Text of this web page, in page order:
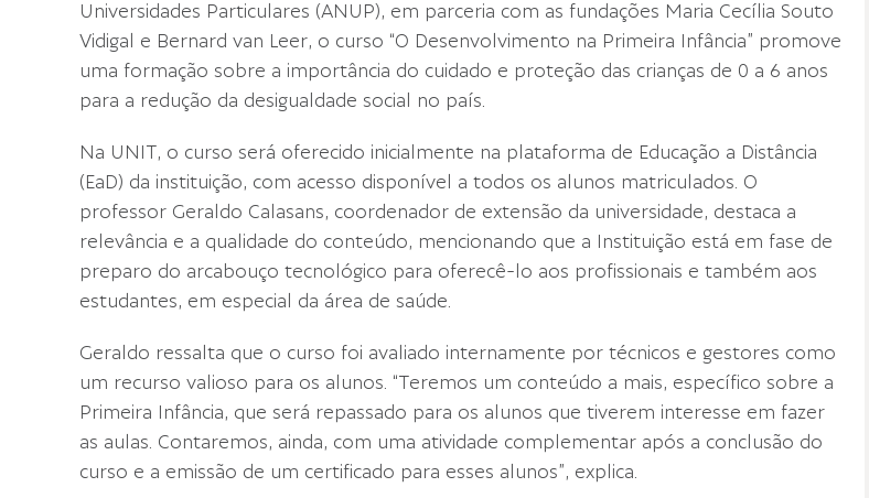
Universidades Particulares (ANUP), em parceria com as fundações Maria Cecília Souto
Vidigal e Bernard van Leer, o curso “O Desenvolvimento na Primeira Infância” promove
uma formação sobre a importância do cuidado e proteção das crianças de 0 a 6 anos
para a redução da desigualdade social no país.
Na UNIT, o curso será oferecido inicialmente na plataforma de Educação a Distância
(EaD) da instituição, com acesso disponível a todos os alunos matriculados. O
professor Geraldo Calasans, coordenador de extensão da universidade, destaca a
relevância e a qualidade do conteúdo, mencionando que a Instituição está em fase de
preparo do arcabouço tecnológico para oferecê-lo aos profissionais e também aos
estudantes, em especial da área de saúde.
Geraldo ressalta que o curso foi avaliado internamente por técnicos e gestores como
um recurso valioso para os alunos. “Teremos um conteúdo a mais, específico sobre a
Primeira Infância, que será repassado para os alunos que tiverem interesse em fazer
as aulas. Contaremos, ainda, com uma atividade complementar após a conclusão do
curso e a emissão de um certificado para esses alunos”, explica.